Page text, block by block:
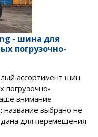
- шина для
погрузочно-
ассортимент шин
погрузочно-
внимание
название выбрано не
для перемещения